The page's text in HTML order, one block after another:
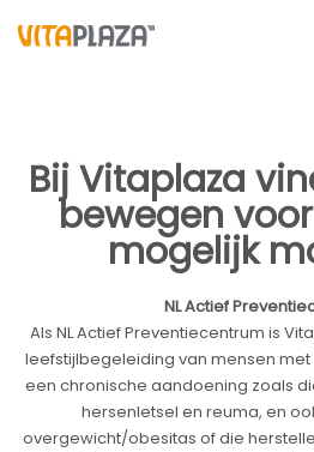
Bij Vitaplaza
bewegen
mogelijk
NL Actief
Als NL Actief Preventiecentrum is
leefstijlbegeleiding van mensen
een chronische aandoening zoals
hersenletsel en reuma, en
overgewicht/obesitas of die